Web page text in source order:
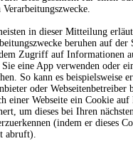
in dieser Mitteilung
beruhen auf der
Zugriff auf Informationen
eine App verwenden oder
So kann es beispielsweise
oder Webseitenbetreiber
einer Webseite ein Cookie
um dieses bei Ihren
(indem er dieses
abruft).